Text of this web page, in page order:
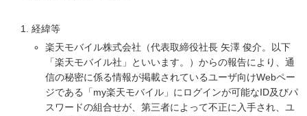
経緯等
楽天モバイル株式会社（代表取締役社長 矢澤 俊介。以下
「楽天モバイル社」といいます。）からの報告により、通
信の秘密に係る情報が掲載されているユーザ向けWebペー
ジである「my楽天モバイル」にログインが可能なID及びパ
スワードの組合せが、第三者によって不正に入手され、ユ